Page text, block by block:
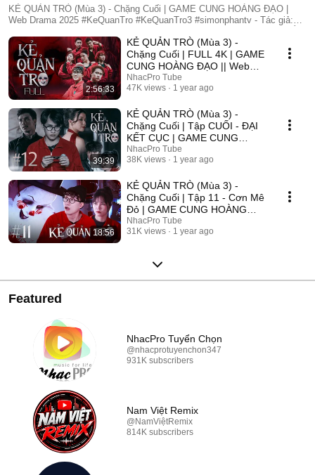
CUNG HOÀNG ĐẠO | Web Drama 2025
KẺ QUẢN TRÒ (Mùa 3) - Chặng Cuối | GAME CUNG HOÀNG ĐẠO |
Web Drama 2025 #KeQuanTro #KeQuanTro3 #simonphantv - Tác giả:
Tâm, Trúc, Khánh Duy ► Một trò chơi kỳ lạ, với mức thưởng tiền tỷ.
Một trò chơi mang hơi hướng của show truyền hình thực tế, nhưng dần
trở nên đen tối hơn quà từng vòng. Ai sẽ là người chiến thắng cuối
cùng?. Mục đích của KẺ QUẢN TRÒ là gì?. Và gương mặt đằng sau
chiếc mặt nạ. Tất cả sẽ tiết lộ trong seri web drama KẺ QUẢN TRÒ
(Mùa 3) Simon Phan _ Anh trai Simon Huỳnh Nhựt _ Diễn viên Huỳnh
Nhựt Bnat _ Ca sĩ Bnat Bảo Ngân _ Cô giáo Bảo Ngân Trúc _ TikToker
Trúc Khánh Duy _ Nghệ sĩ Khánh Duy Simon Phan _ Em trai Cá Hồi
2:56:33
KẺ QUẢN TRÒ (Mùa 3) -
Chặng Cuối | FULL 4K | GAME
CUNG HOÀNG ĐẠO || Web
Drama 2025
NhacPro Tube
47K views
1 year ago
39:39
KẺ QUẢN TRÒ (Mùa 3) -
Chặng Cuối | Tập CUỐI - ĐẠI
KẾT CỤC | GAME CUNG
HOÀNG ĐẠO || Web Drama
2025
NhacPro Tube
38K views
1 year ago
18:56
KẺ QUẢN TRÒ (Mùa 3) -
Chặng Cuối | Tập 11 - Cơn Mê
Đỏ | GAME CUNG HOÀNG
ĐẠO || Web Drama 2025
NhacPro Tube
31K views
1 year ago
Featured
NhacPro Tuyển Chọn
@nhacprotuyenchon347
931K subscribers
Nam Việt Remix
@NamViệtRemix
814K subscribers